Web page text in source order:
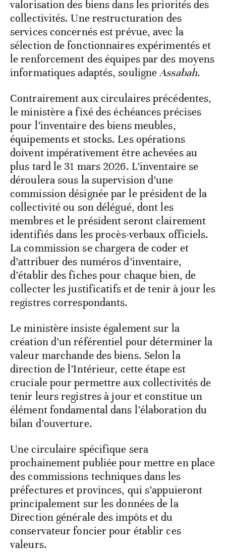
valorisation des biens dans les priorités des
collectivités. Une restructuration des
services concernés est prévue, avec la
sélection de fonctionnaires expérimentés et
le renforcement des équipes par des moyens
informatiques adaptés, souligneAssabah.
Contrairement aux circulaires précédentes,
le ministère a fixé des échéances précises
pour l’inventaire des biens meubles,
équipements et stocks. Les opérations
doivent impérativement être achevées au
plus tard le 31 mars 2026. L’inventaire se
déroulera sous la supervision d’une
commission désignée par le président de la
collectivité ou son délégué, dont les
membres et le président seront clairement
identifiés dans les procès-verbaux officiels.
La commission se chargera de coder et
d’attribuer des numéros d’inventaire,
d’établir des fiches pour chaque bien, de
collecter les justificatifs et de tenir à jour les
registres correspondants.
Le ministère insiste également sur la
création d’un référentiel pour déterminer la
valeur marchande des biens. Selon la
direction de l’Intérieur, cette étape est
cruciale pour permettre aux collectivités de
tenir leurs registres à jour et constitue un
élément fondamental dans l’élaboration du
bilan d’ouverture.
Une circulaire spécifique sera
prochainement publiée pour mettre en place
des commissions techniques dans les
préfectures et provinces, qui s’appuieront
principalement sur les données de la
Direction générale des impôts et du
conservateur foncier pour établir ces
valeurs.